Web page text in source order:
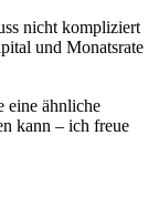
nicht kompliziert
und Monatsrate
eine ähnliche
kann – ich freue